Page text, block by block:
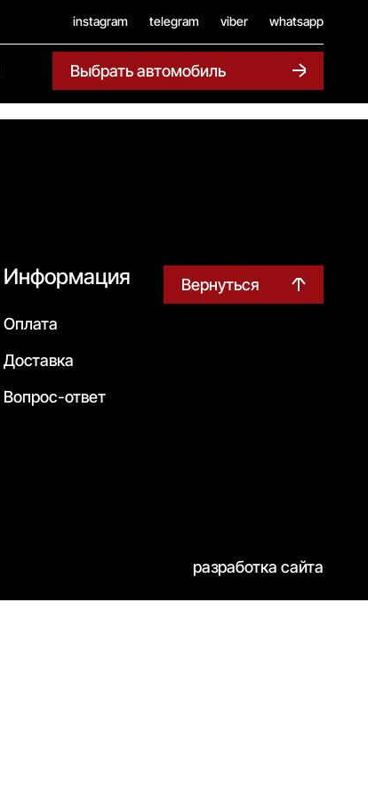
instagram telegram viber whatsapp
Выбрать автомобиль
Информация
Оплата
Доставка
Вопрос-ответ
Вернуться
разработка сайта